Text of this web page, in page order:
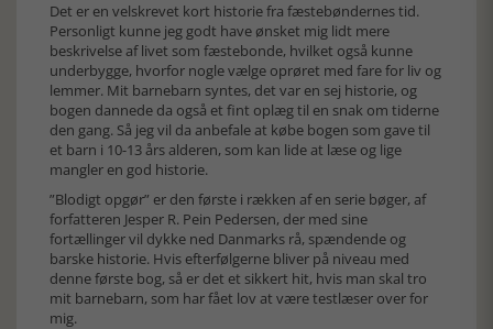
Det er en velskrevet kort historie fra fæstebøndernes tid.
Personligt kunne jeg godt have ønsket mig lidt mere
beskrivelse af livet som fæstebonde, hvilket også kunne
underbygge, hvorfor nogle vælge oprøret med fare for liv og
lemmer. Mit barnebarn syntes, det var en sej historie, og
bogen dannede da også et fint oplæg til en snak om tiderne
den gang. Så jeg vil da anbefale at købe bogen som gave til
et barn i 10-13 års alderen, som kan lide at læse og lige
mangler en god historie.
”Blodigt opgør” er den første i rækken af en serie bøger, af
forfatteren Jesper R. Pein Pedersen, der med sine
fortællinger vil dykke ned Danmarks rå, spændende og
barske historie. Hvis efterfølgerne bliver på niveau med
denne første bog, så er det et sikkert hit, hvis man skal tro
mit barnebarn, som har fået lov at være testlæser over for
mig.